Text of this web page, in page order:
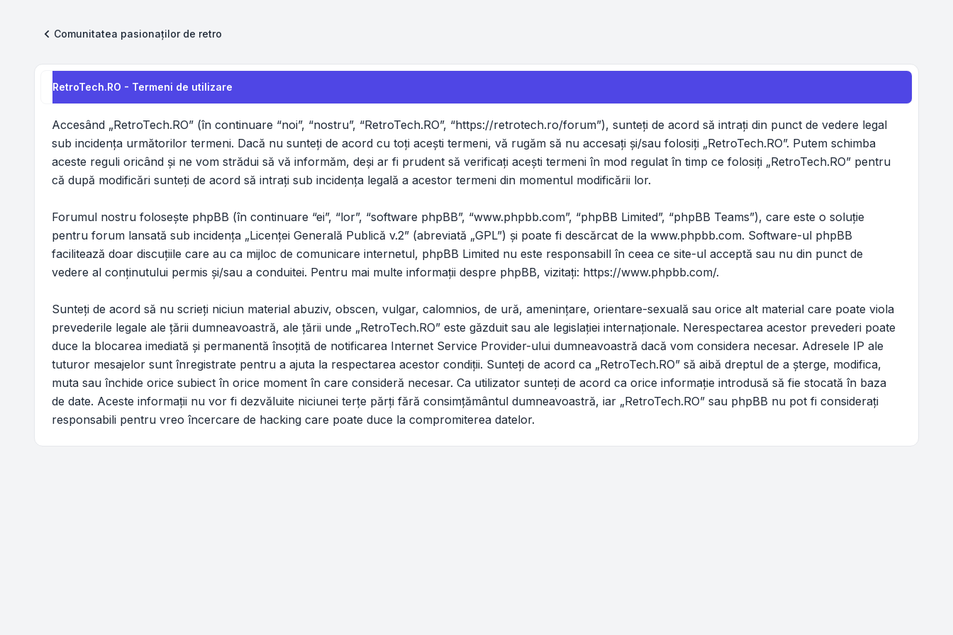
Comunitatea pasionaților de retro
RetroTech.RO - Termeni de utilizare
Accesând „RetroTech.RO” (în continuare “noi”, “nostru”, “RetroTech.RO”, “https://retrotech.ro/forum”), sunteţi de acord să intraţi din punct de vedere legal
sub incidenţa următorilor termeni. Dacă nu sunteţi de acord cu toţi aceşti termeni, vă rugăm să nu accesaţi şi/sau folosiţi „RetroTech.RO”. Putem schimba
aceste reguli oricând şi ne vom strădui să vă informăm, deşi ar fi prudent să verificaţi aceşti termeni în mod regulat în timp ce folosiţi „RetroTech.RO” pentru
că după modificări sunteţi de acord să intraţi sub incidenţa legală a acestor termeni din momentul modificării lor.
Forumul nostru foloseşte phpBB (în continuare “ei”, “lor”, “software phpBB”, “www.phpbb.com”, “phpBB Limited”, “phpBB Teams”), care este o soluţie
pentru forum lansată sub incidenţa „Licenţei Generală Publică v.2” (abreviată „GPL”) şi poate fi descărcat de la www.phpbb.com. Software-ul phpBB
facilitează doar discuţiile care au ca mijloc de comunicare internetul, phpBB Limited nu este responsabill în ceea ce site-ul acceptă sau nu din punct de
vedere al conţinutului permis şi/sau a conduitei. Pentru mai multe informaţii despre phpBB, vizitaţi: https://www.phpbb.com/.
Sunteţi de acord să nu scrieţi niciun material abuziv, obscen, vulgar, calomnios, de ură, ameninţare, orientare-sexuală sau orice alt material care poate viola
prevederile legale ale ţării dumneavoastră, ale ţării unde „RetroTech.RO” este găzduit sau ale legislaţiei internaţionale. Nerespectarea acestor prevederi poate
duce la blocarea imediată şi permanentă însoţită de notificarea Internet Service Provider-ului dumneavoastră dacă vom considera necesar. Adresele IP ale
tuturor mesajelor sunt înregistrate pentru a ajuta la respectarea acestor condiţii. Sunteţi de acord ca „RetroTech.RO” să aibă dreptul de a şterge, modifica,
muta sau închide orice subiect în orice moment în care consideră necesar. Ca utilizator sunteţi de acord ca orice informaţie introdusă să fie stocată în baza
de date. Aceste informaţii nu vor fi dezvăluite niciunei terţe părţi fără consimţământul dumneavoastră, iar „RetroTech.RO” sau phpBB nu pot fi consideraţi
responsabili pentru vreo încercare de hacking care poate duce la compromiterea datelor.